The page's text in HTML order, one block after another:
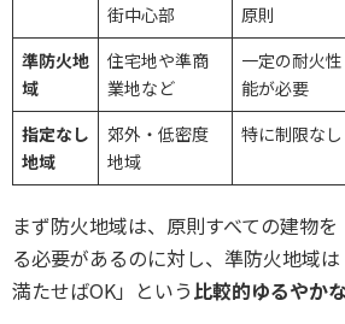
街中心部
原則
準防火地
域
住宅地や準商
業地など
一定の耐火性
能が必要
指定なし
地域
郊外・低密度
地域
特に制限なし
まず防火地域は、原則すべての建物
る必要があるのに対し、準防火地域
満たせばOK」という比較的ゆるやか